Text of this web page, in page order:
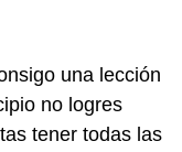
una lección
no logres
tener todas las